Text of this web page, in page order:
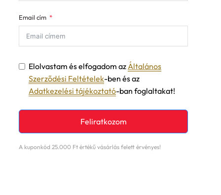
Email cím
Elolvastam és elfogadom azÁltalános
Szerződési Feltételek-ben és az
Adatkezelési tájékoztató-ban foglaltakat!
Feliratkozom
A kuponkód 25.000 Ft értékű vásárlás felett érvényes!